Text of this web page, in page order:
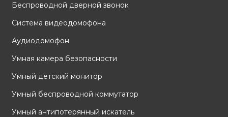
Беспроводной дверной звонок
Система видеодомофона
Аудиодомофон
Умная камера безопасности
Умный детский монитор
Умный беспроводной коммутатор
Умный антипотерянный искатель